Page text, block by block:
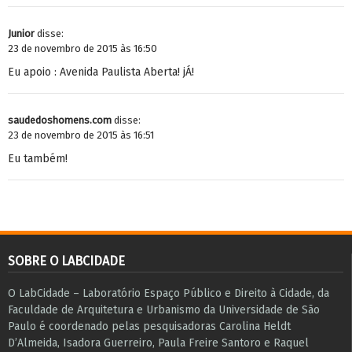
Junior disse:
23 de novembro de 2015 às 16:50
Eu apoio : Avenida Paulista Aberta! jÁ!
saudedoshomens.com disse:
23 de novembro de 2015 às 16:51
Eu também!
SOBRE O LABCIDADE
O LabCidade – Laboratório Espaço Público e Direito à Cidade, da
Faculdade de Arquitetura e Urbanismo da Universidade de São
Paulo é coordenado pelas pesquisadoras Carolina Heldt
D’Almeida, Isadora Guerreiro, Paula Freire Santoro e Raquel